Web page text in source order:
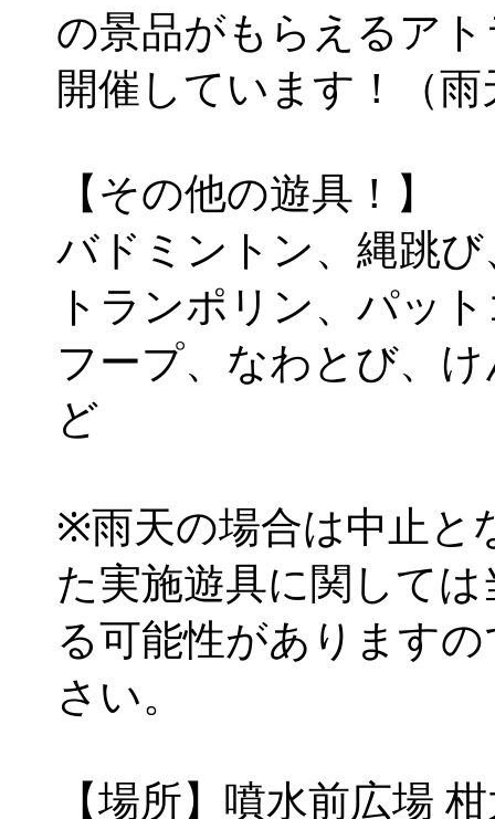
の景品がもらえるア
開催しています！（雨
【その他の遊具！】
バドミントン、縄跳
トランポリン、パッ
フープ、なわとび、
ど
※雨天の場合は中止と
た実施遊具に関して
る可能性があります
さい。
【場所】噴水前広場